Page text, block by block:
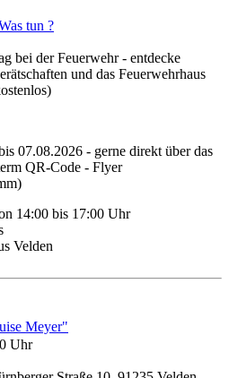
tun ?
bei der Feuerwehr - entdecke
und das Feuerwehrhaus
07.08.2026 - gerne direkt über das
QR-Code - Flyer
14:00 bis 17:00 Uhr
Velden
Meyer"
Uhr